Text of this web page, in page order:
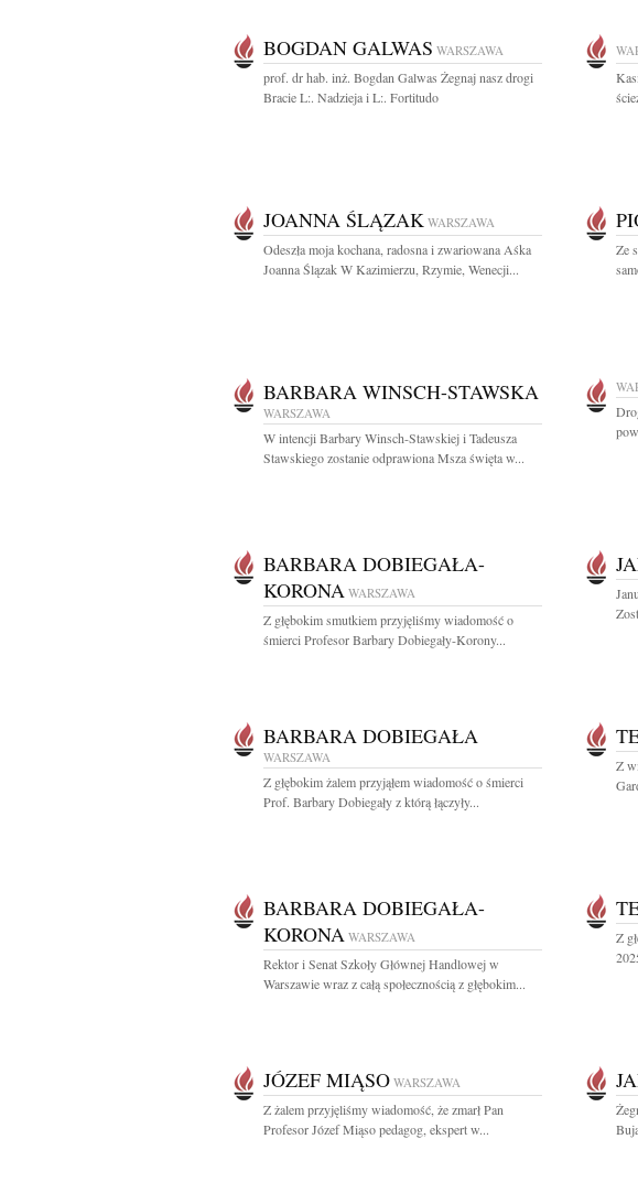
BOGDAN GALWAS WARSZAWA
prof. dr hab. inż. Bogdan Galwas Żegnaj nasz drogi
Bracie L:. Nadzieja i L:. Fortitudo
JOANNA ŚLĄZAK WARSZAWA
Odeszła moja kochana, radosna i zwariowana Aśka
Joanna Ślązak W Kazimierzu, Rzymie, Wenecji...
Ze
BARBARA WINSCH-STAWSKA
WARSZAWA
W intencji Barbary Winsch-Stawskiej i Tadeusza
Stawskiego zostanie odprawiona Msza święta w...
BARBARA DOBIEGAŁA-
KORONA WARSZAWA
Z głębokim smutkiem przyjęliśmy wiadomość o
śmierci Profesor Barbary Dobiegały-Korony...
BARBARA DOBIEGAŁA
WARSZAWA
Z głębokim żalem przyjąłem wiadomość o śmierci
Prof. Barbary Dobiegały z którą łączyły...
Z
BARBARA DOBIEGAŁA-
KORONA WARSZAWA
Rektor i Senat Szkoły Głównej Handlowej w
Warszawie wraz z całą społecznością z głębokim...
Z
JÓZEF MIĄSO WARSZAWA
Z żalem przyjęliśmy wiadomość, że zmarł Pan
Profesor Józef Miąso pedagog, ekspert w...